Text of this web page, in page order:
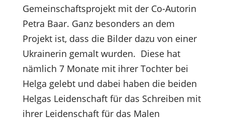
Gemeinschaftsprojekt mit der Co-Autorin
Petra Baar. Ganz besonders an dem
Projekt ist, dass die Bilder dazu von einer
Ukrainerin gemalt wurden. Diese hat
nämlich 7 Monate mit ihrer Tochter bei
Helga gelebt und dabei haben die beiden
Helgas Leidenschaft für das Schreiben mit
ihrer Leidenschaft für das Malen